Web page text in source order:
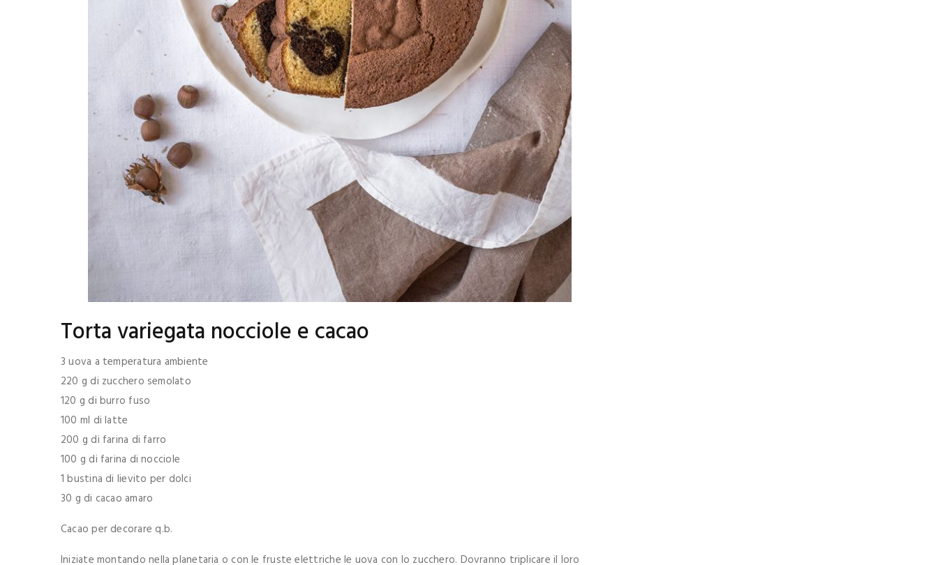
Torta variegata nocciole e cacao
3 uova a temperatura ambiente
220 g di zucchero semolato
120 g di burro fuso
100 ml di latte
200 g di farina di farro
100 g di farina di nocciole
1 bustina di lievito per dolci
30 g di cacao amaro
Cacao per decorare q.b.
Iniziate montando nella planetaria o con le fruste elettriche le uova con lo zucchero. Dovranno triplicare il loro